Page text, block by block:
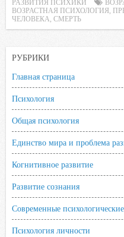
e
b
o
t
t
t
l
РАЗВИТИЯ ПСИХИКИ
ВОЗРАСТНАЯ ПСИХОЛОГИЯ
ЧЕЛОВЕКА
СМЕРТЬ
РУБРИКИ
Главная страница
Психология
Общая психология
Единство мира и проблема
Когнитивное развитие
Развитие сознания
Современные
Психология личности